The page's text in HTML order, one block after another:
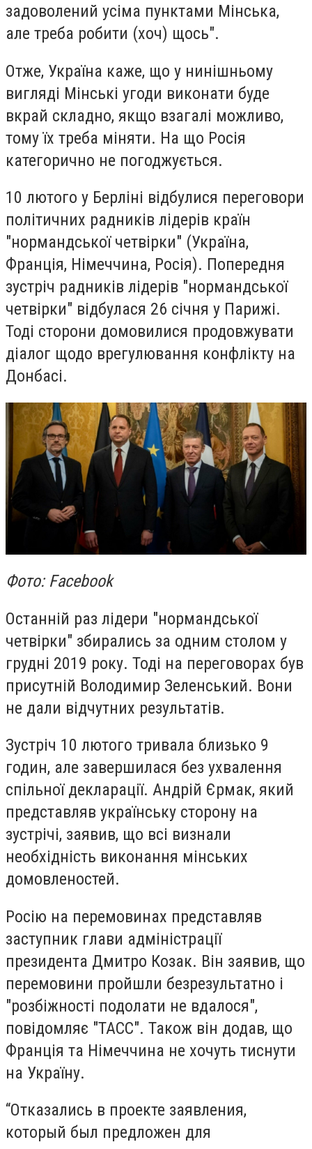
задоволений усіма пунктами Мінська,
але треба робити (хоч) щось".
Отже, Україна каже, що у нинішньому
вигляді Мінські угоди виконати буде
вкрай складно, якщо взагалі можливо,
тому їх треба міняти. На що Росія
категорично не погоджується.
10 лютого у Берліні відбулися переговори
політичних радників лідерів країн
"нормандської четвірки" (Україна,
Франція, Німеччина, Росія). Попередня
зустріч радників лідерів "нормандської
четвірки" відбулася 26 січня у Парижі.
Тоді сторони домовилися продовжувати
діалог щодо врегулювання конфлікту на
Донбасі.
Фото: Facebook
Останній раз лідери "нормандської
четвірки" збирались за одним столом у
грудні 2019 року. Тоді на переговорах був
присутній Володимир Зеленський. Вони
не дали відчутних результатів.
Зустріч 10 лютого тривала близько 9
годин, але завершилася без ухвалення
спільної декларації. Андрій Єрмак, який
представляв українську сторону на
зустрічі, заявив, що всі визнали
необхідність виконання мінських
домовленостей.
Росію на перемовинах представляв
заступник глави адміністрації
президента Дмитро Козак. Він заявив, що
перемовини пройшли безрезультатно і
"розбіжності подолати не вдалося",
повідомляє "ТАСС". Також він додав, що
Франція та Німеччина не хочуть тиснути
на Україну.
“Отказались в проекте заявления,
который был предложен для